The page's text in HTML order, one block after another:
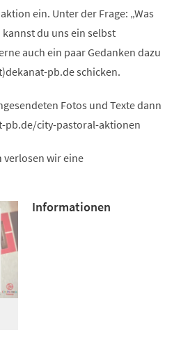
ein. Unter der Frage: „Was
du uns ein selbst
auch ein paar Gedanken dazu
pb.de schicken.
Fotos und Texte dann
pb.de/city-pastoral-aktionen
verlosen wir eine
Informationen